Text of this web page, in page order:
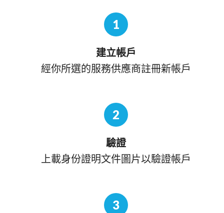
1
建立帳戶
經你所選的服務供應商註冊新帳戶
2
驗證
上載身份證明文件圖片以驗證帳戶
3